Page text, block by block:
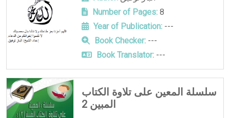
Number of Pages:8
Year of Publication:---
Book Checker:---
Book Translator:---
سلسلة المعين على تلاوة الكتاب
المبين 2